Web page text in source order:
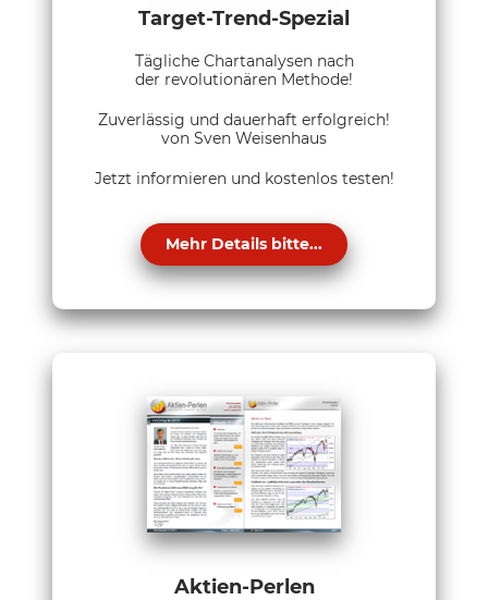
Target-Trend-Spezial
Tägliche Chartanalysen nach
der revolutionären Methode!
Zuverlässig und dauerhaft erfolgreich!
von Sven Weisenhaus
Jetzt informieren und kostenlos testen!
Mehr Details bitte...
Aktien-Perlen